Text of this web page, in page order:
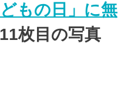
もの日」に無
枚目の写真